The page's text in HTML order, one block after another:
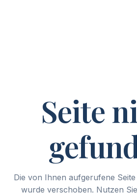
Seite
Die von Ihnen aufgerufene
wurde verschoben. Nutzen